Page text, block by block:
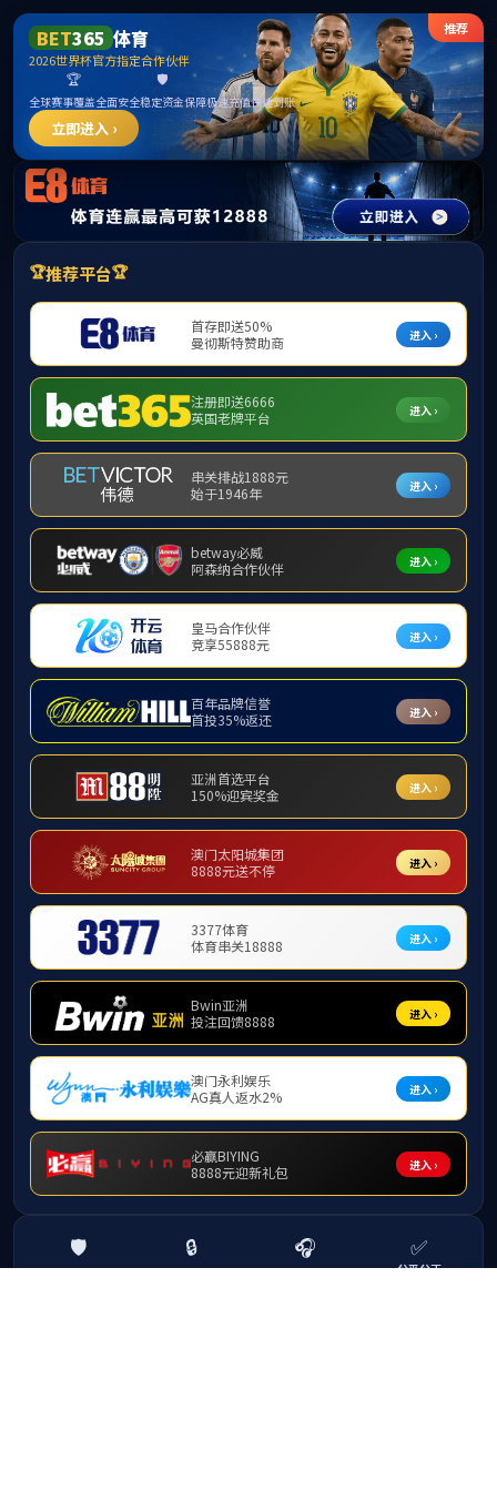
TapTap点点(原188改名)官方网站-Official
Website
EN
首页>>下载专区
TapTap点点员工请假考勤制度实施细则
上页 1